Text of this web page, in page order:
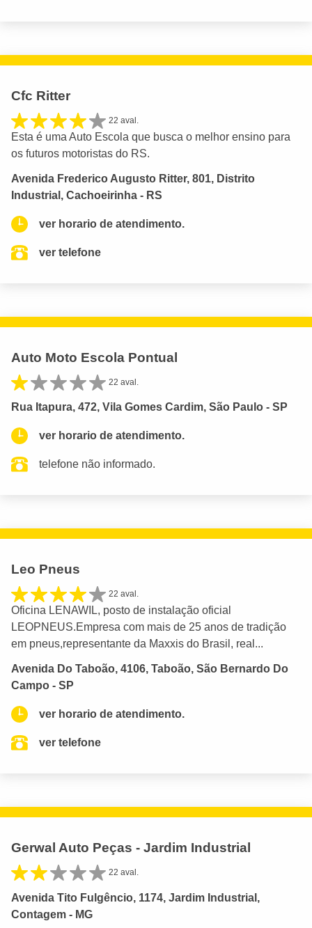
Cfc Ritter
22 aval.
Esta é uma Auto Escola que busca o melhor ensino para
os futuros motoristas do RS.
Avenida Frederico Augusto Ritter, 801, Distrito
Industrial, Cachoeirinha - RS
ver horario de atendimento.
ver telefone
Auto Moto Escola Pontual
22 aval.
Rua Itapura, 472, Vila Gomes Cardim, São Paulo - SP
ver horario de atendimento.
telefone não informado.
Leo Pneus
22 aval.
Oficina LENAWIL, posto de instalação oficial
LEOPNEUS.Empresa com mais de 25 anos de tradição
em pneus,representante da Maxxis do Brasil, real...
Avenida Do Taboão, 4106, Taboão, São Bernardo Do
Campo - SP
ver horario de atendimento.
ver telefone
Gerwal Auto Peças - Jardim Industrial
22 aval.
Avenida Tito Fulgêncio, 1174, Jardim Industrial,
Contagem - MG